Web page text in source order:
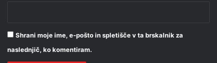
Shrani moje ime, e-pošto in spletišče v ta brskalnik za
naslednjič, ko komentiram.